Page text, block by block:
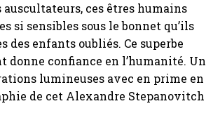
ces êtres humains
si sensibles sous le bonnet qu’ils
enfants oubliés. Ce superbe
donne confiance en l’humanité. Un
lumineuses avec en prime en
de cet Alexandre Stepanovitch